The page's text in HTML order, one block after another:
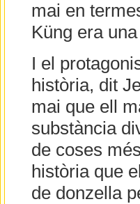
mai en
Küng era
I el
història, dit
mai que ell
substància
de coses
història que
de donzella